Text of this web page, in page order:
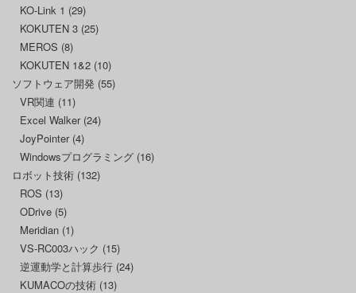
KO-Link 1 (29)
KOKUTEN 3 (25)
MEROS (8)
KOKUTEN 1&2 (10)
ソフトウェア開発 (55)
VR関連 (11)
Excel Walker(24)
JoyPointer(4)
Windowsプログラミング (16)
ロボット技術 (132)
ROS (13)
ODrive (5)
Meridian (1)
VS-RC003ハック (15)
逆運動学と計算歩行 (24)
KUMACOの技術 (13)